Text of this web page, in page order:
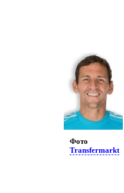
Фото
Transfermarkt